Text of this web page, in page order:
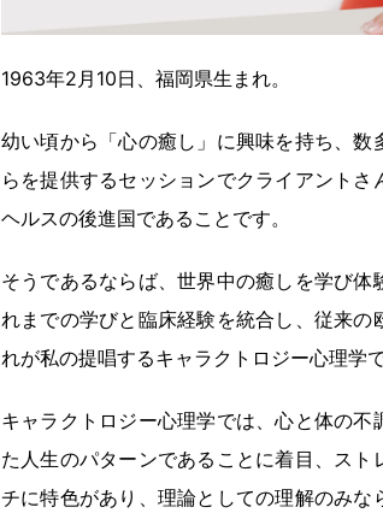
1963年2月10日、福岡県生まれ。
幼い頃から「心の癒し」に興味を持ち、
らを提供するセッションでクライアント
ヘルスの後進国であることです。
そうであるならば、世界中の癒しを学び
れまでの学びと臨床経験を統合し、従来
れが私の提唱するキャラクトロジー心理学で
キャラクトロジー心理学では、心と体の
た人生のパターンであることに着目、ス
チに特色があり、理論としての理解のみ